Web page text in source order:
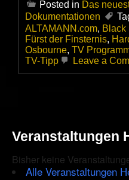
Posted in Das
Dokumentationen
ALTAMANN.com, Black
Fürst der Finsternis,
Osbourne, TV
TV-Tipp
Leave a
Veranstaltungen
Bisher keine
Alle Veranstaltungen